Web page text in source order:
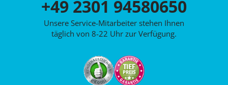
+49 2301 94580650
Unsere Service-Mitarbeiter stehen Ihnen
täglich von 8-22 Uhr zur Verfügung.